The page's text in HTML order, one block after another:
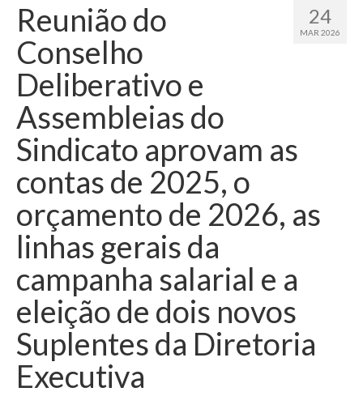
24
MAR 2026
Reunião do
Conselho
Deliberativo e
Assembleias do
Sindicato aprovam as
contas de 2025, o
orçamento de 2026, as
linhas gerais da
campanha salarial e a
eleição de dois novos
Suplentes da Diretoria
Executiva